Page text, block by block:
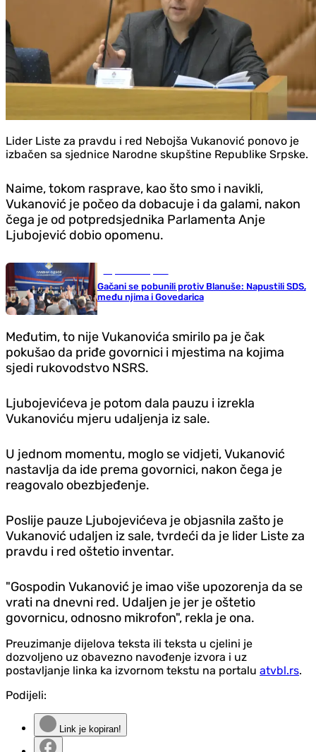
Lider Liste za pravdu i red Nebojša Vukanović ponovo je
izbačen sa sjednice Narodne skupštine Republike Srpske.
Naime, tokom rasprave, kao što smo i navikli,
Vukanović je počeo da dobacuje i da galami, nakon
čega je od potpredsjednika Parlamenta Anje
Ljubojević dobio opomenu.
Gačani se pobunili protiv Blanuše: Napustili SDS,
među njima i Govedarica
Međutim, to nije Vukanovića smirilo pa je čak
pokušao da priđe govornici i mjestima na kojima
sjedi rukovodstvo NSRS.
Ljubojevićeva je potom dala pauzu i izrekla
Vukanoviću mjeru udaljenja iz sale.
U jednom momentu, moglo se vidjeti, Vukanović
nastavlja da ide prema govornici, nakon čega je
reagovalo obezbjeđenje.
Poslije pauze Ljubojevićeva je objasnila zašto je
Vukanović udaljen iz sale, tvrdeći da je lider Liste za
pravdu i red oštetio inventar.
"Gospodin Vukanović je imao više upozorenja da se
vrati na dnevni red. Udaljen je jer je oštetio
govornicu, odnosno mikrofon", rekla je ona.
Preuzimanje dijelova teksta ili teksta u cjelini je
dozvoljeno uz obavezno navođenje izvora i uz
postavljanje linka ka izvornom tekstu na portalu atvbl.rs.
Podijeli:
Link je kopiran!